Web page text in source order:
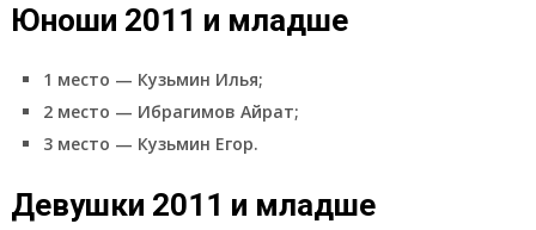
Юноши 2011 и младше
1 место — Кузьмин Илья;
2 место — Ибрагимов Айрат;
3 место — Кузьмин Егор.
Девушки 2011 и младше